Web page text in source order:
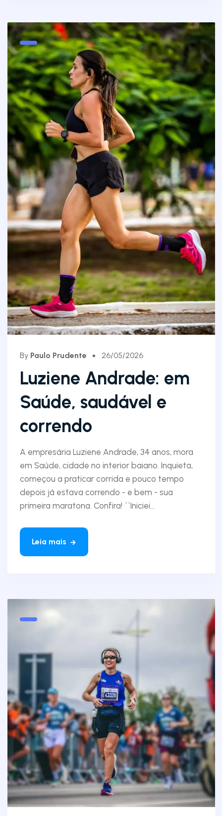
By Paulo Prudente 26/05/2026
Luziene Andrade: em
Saúde, saudável e
correndo
A empresária Luziene Andrade, 34 anos, mora
em Saúde, cidade no interior baiano. Inquieta,
começou a praticar corrida e pouco tempo
depois já estava correndo - e bem - sua
primeira maratona. Confira! ´´Iniciei...
Leia mais